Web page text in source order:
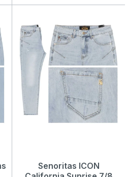
von 5 von 5 Sternen
Senoritas ICON